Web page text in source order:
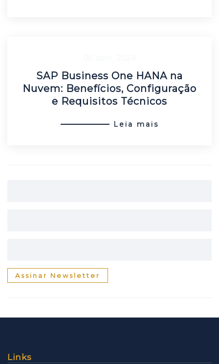
SAP Business One HANA na
Nuvem: Benefícios, Configuração
e Requisitos Técnicos
Leia mais
Assinar Newsletter
Links